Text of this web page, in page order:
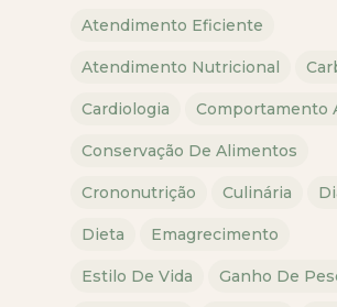
Atendimento Eficiente
Atendimento Nutricional
Cardiologia Comportamento
Conservação De Alimentos
Crononutrição Culinária
Dieta Emagrecimento
Estilo De Vida Ganho De